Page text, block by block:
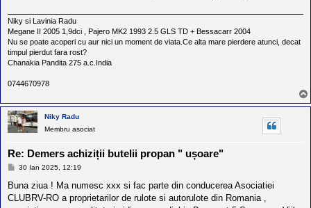
Niky si Lavinia Radu
Megane II 2005 1,9dci , Pajero MK2 1993 2.5 GLS TD + Bessacarr 2004
Nu se poate acoperi cu aur nici un moment de viata.Ce alta mare pierdere atunci, decat
timpul pierdut fara rost?
Chanakia Pandita 275 a.c.India
0744670978
Niky Radu
Membru asociat
Re: Demers achiziții butelii propan " ușoare"
M
s
j
30 Ian 2025, 12:19
Buna ziua ! Ma numesc xxx si fac parte din conducerea Asociatiei
CLUBRV-RO a proprietarilor de rulote si autorulote din Romania ,